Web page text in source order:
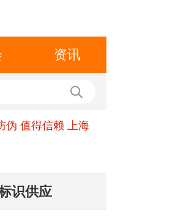
资讯
伪 值得信赖 上海
识供应